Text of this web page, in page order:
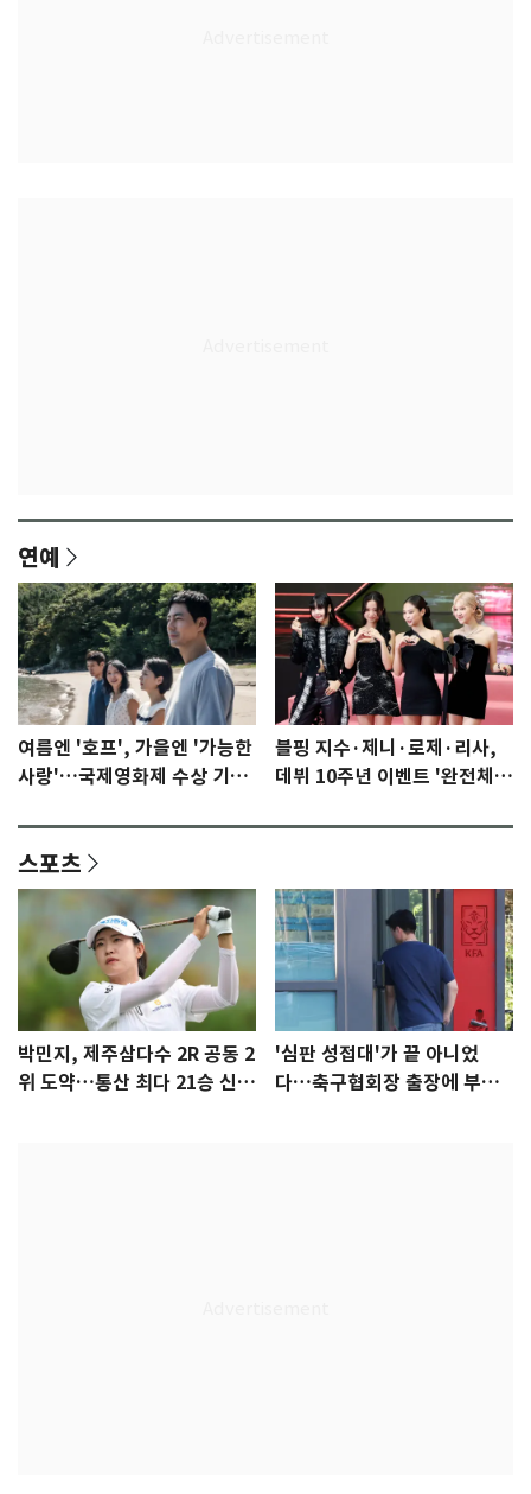
연예
여름엔 '호프', 가을엔 '가능한
사랑'…국제영화제 수상 기대
블핑 지수·제니·로제·리사,
데뷔 10주년 이벤트 '완전체'
스포츠
박민지, 제주삼다수 2R 공동 2
위 도약…통산 최다 21승 신기
'심판 성접대'가 끝 아니었
다…축구협회장 출장에 부인